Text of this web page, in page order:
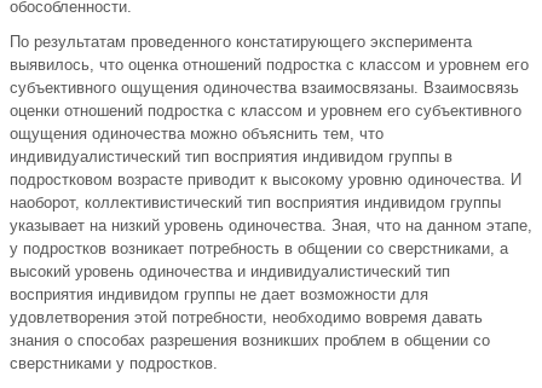
обособленности.
По результатам проведенного констатирующего эксперимента
выявилось, что оценка отношений подростка с классом и уровнем его
субъективного ощущения одиночества взаимосвязаны. Взаимосвязь
оценки отношений подростка с классом и уровнем его субъективного
ощущения одиночества можно объяснить тем, что
индивидуалистический тип восприятия индивидом группы в
подростковом возрасте приводит к высокому уровню одиночества. И
наоборот, коллективистический тип восприятия индивидом группы
указывает на низкий уровень одиночества. Зная, что на данном этапе,
у подростков возникает потребность в общении со сверстниками, а
высокий уровень одиночества и индивидуалистический тип
восприятия индивидом группы не дает возможности для
удовлетворения этой потребности, необходимо вовремя давать
знания о способах разрешения возникших проблем в общении со
сверстниками у подростков.